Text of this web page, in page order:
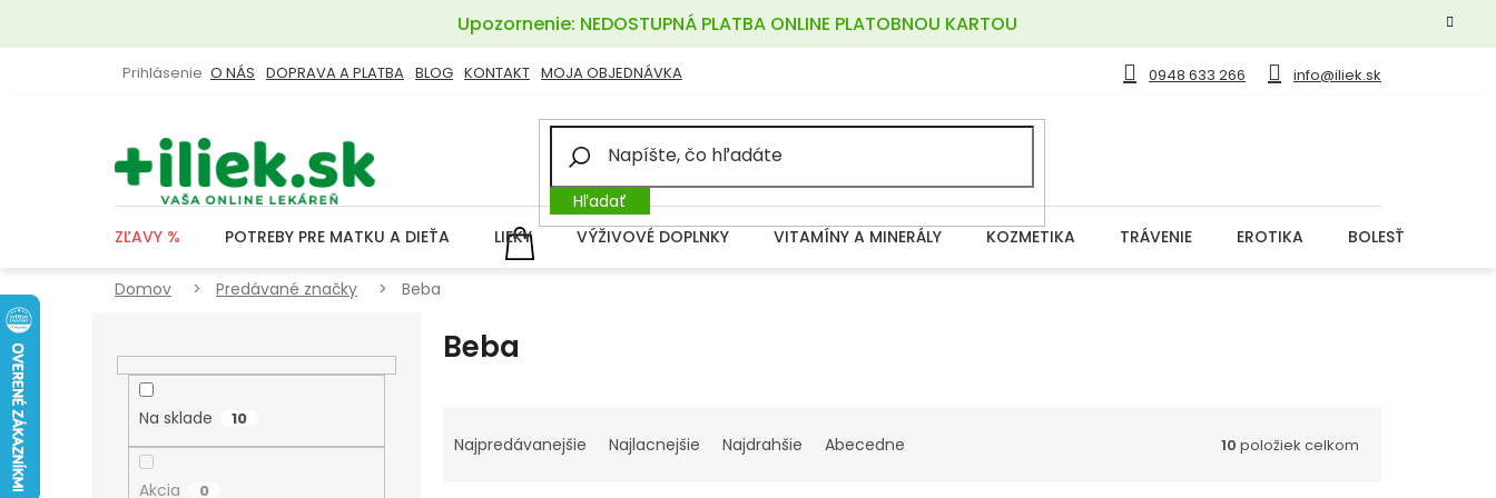
obsah
Upozornenie: NEDOSTUPNÁ PLATBA ONLINE PLATOBNOU KARTOU
0948 633 266 info@iliek.sk
O NÁS DOPRAVA A PLATBA BLOG KONTAKT MOJA OBJEDNÁVKA
Prihlásenie
Hľadať
NÁKUPNÝ
KOŠÍK
ZĽAVY % POTREBY PRE MATKU A DIEŤA LIEKY VÝŽIVOVÉ DOPLNKY VITAMÍNY A MINERÁLY KOZMETIKA TRÁVENIE EROTIKA BOLESŤ
Domov Predávané značky Beba
Na sklade 10
Akcia 0
Beba
A
Najpredávanejšie Najlacnejšie Najdrahšie Abecedne 10 položiek celkom